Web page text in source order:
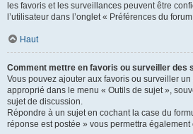
les favoris et les surveillances peuvent être
l’utilisateur dans l’onglet « Préférences du
Haut
Comment mettre en favoris ou surveiller des
Vous pouvez ajouter aux favoris ou surveiller
approprié dans le menu « Outils de sujet »,
sujet de discussion.
Répondre à un sujet en cochant la case du
réponse est postée » vous permettra